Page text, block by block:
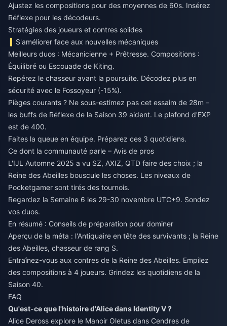
Ajustez les compositions pour des moyennes de 60s. Insérez
Réflexe pour les décodeurs.
Stratégies des joueurs et contres solides
S'améliorer face aux nouvelles mécaniques
Meilleurs duos : Mécanicienne + Prêtresse. Compositions :
Équilibré ou Escouade de Kiting.
Repérez le chasseur avant la poursuite. Décodez plus en
sécurité avec le Fossoyeur (-15%).
Pièges courants ? Ne sous-estimez pas cet essaim de 28m –
les buffs de Réflexe de la Saison 39 aident. Le plafond d'EXP
est de 400.
Faites la queue en équipe. Préparez ces 3 quotidiens.
Ce dont la communauté parle – Avis de pros
L'IJL Automne 2025 a vu SZ, AXIZ, QTD faire des choix ; la
Reine des Abeilles bouscule les choses. Les niveaux de
Pocketgamer sont tirés des tournois.
Regardez la Semaine 6 les 29-30 novembre UTC+9. Sondez
vos duos.
En résumé : Conseils de préparation pour dominer
Aperçu de la méta : l'Antiquaire en tête des survivants ; la Reine
des Abeilles, chasseur de rang S.
Entraînez-vous aux contres de la Reine des Abeilles. Empilez
des compositions à 4 joueurs. Grindez les quotidiens de la
Saison 40.
FAQ
Qu'est-ce que l'histoire d'Alice dans Identity V ?
Alice Deross explore le Manoir Oletus dans Cendres de